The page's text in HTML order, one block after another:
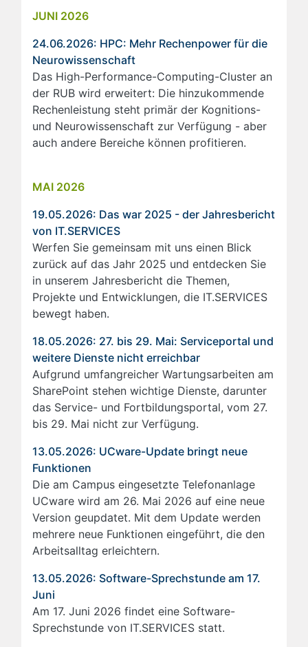
JUNI 2026
24.06.2026: HPC: Mehr Rechenpower für die
Neurowissenschaft
Das High-Performance-Computing-Cluster an
der RUB wird erweitert: Die hinzukommende
Rechenleistung steht primär der Kognitions-
und Neurowissenschaft zur Verfügung - aber
auch andere Bereiche können profitieren.
MAI 2026
19.05.2026: Das war 2025 - der Jahresbericht
von IT.SERVICES
Werfen Sie gemeinsam mit uns einen Blick
zurück auf das Jahr 2025 und entdecken Sie
in unserem Jahresbericht die Themen,
Projekte und Entwicklungen, die IT.SERVICES
bewegt haben.
18.05.2026: 27. bis 29. Mai: Serviceportal und
weitere Dienste nicht erreichbar
Aufgrund umfangreicher Wartungsarbeiten am
SharePoint stehen wichtige Dienste, darunter
das Service- und Fortbildungsportal, vom 27.
bis 29. Mai nicht zur Verfügung.
13.05.2026: UCware-Update bringt neue
Funktionen
Die am Campus eingesetzte Telefonanlage
UCware wird am 26. Mai 2026 auf eine neue
Version geupdatet. Mit dem Update werden
mehrere neue Funktionen eingeführt, die den
Arbeitsalltag erleichtern.
13.05.2026: Software-Sprechstunde am 17.
Juni
Am 17. Juni 2026 findet eine Software-
Sprechstunde von IT.SERVICES statt.